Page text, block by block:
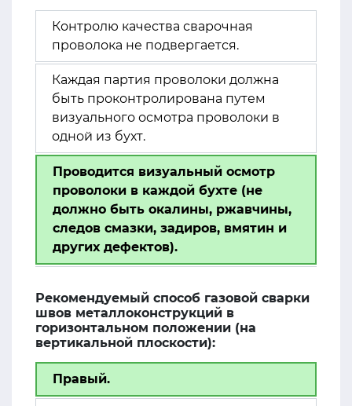
Контролю качества сварочная
проволока не подвергается.
Каждая партия проволоки должна
быть проконтролирована путем
визуального осмотра проволоки в
одной из бухт.
Проводится визуальный осмотр
проволоки в каждой бухте (не
должно быть окалины, ржавчины,
следов смазки, задиров, вмятин и
других дефектов).
Рекомендуемый способ газовой сварки
швов металлоконструкций в
горизонтальном положении (на
вертикальной плоскости):
Правый.